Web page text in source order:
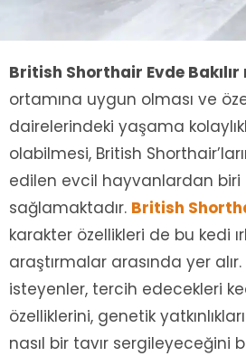
British Shorthair Evde Bakılır
ortamına uygun olması ve
dairelerindeki yaşama
olabilmesi, British
edilen evcil hayvanlardan biri
sağlamaktadır. British
karakter özellikleri de bu kedi
araştırmalar arasında yer
isteyenler, tercih edecekleri
özelliklerini, genetik
nasıl bir tavır sergileyeceğini